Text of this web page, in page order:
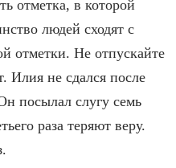
отметка, в которой
людей сходят с
отметки. Не отпускайте
Илия не сдался после
посылал слугу семь
раза теряют веру.